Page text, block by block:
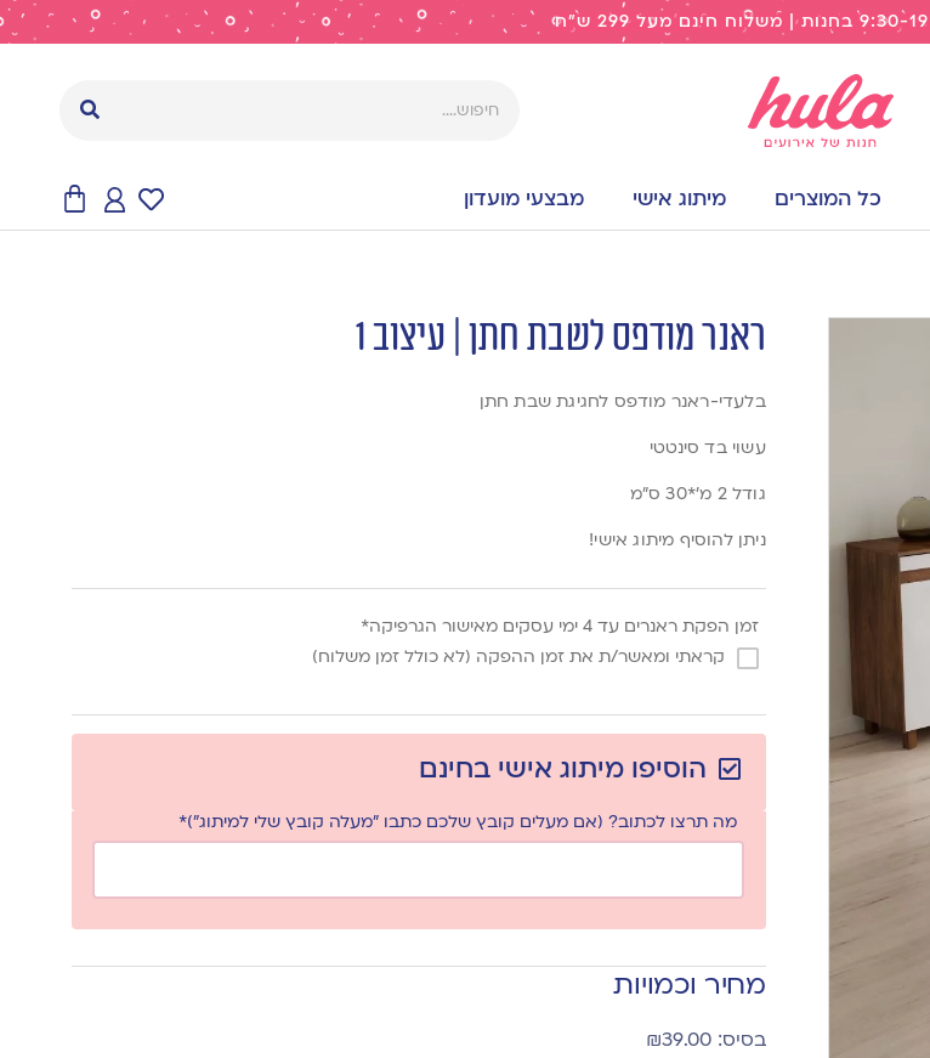
כל המוצרים מיתוג אישי מבצעי מועדון
ראנר מודפס לשבת חתן | עיצוב 1
בלעדי-ראנר מודפס לחגיגת שבת חתן
עשוי בד סינטטי
גודל 2 מ’*30 ס”מ
ניתן להוסיף מיתוג אישי!
זמן הפקת ראנרים עד 4 ימי עסקים מאישור הגרפיקה*
קראתי ומאשר/ת את זמן ההפקה (לא כולל זמן משלוח)
הוסיפו מיתוג אישי בחינם
מה תרצו לכתוב? (אם מעלים קובץ שלכם כתבו "מעלה קובץ שלי למיתוג")*
מחיר וכמויות
₪39.00